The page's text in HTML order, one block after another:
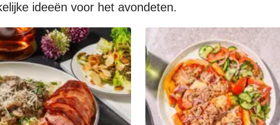
ideeën voor het avondeten.